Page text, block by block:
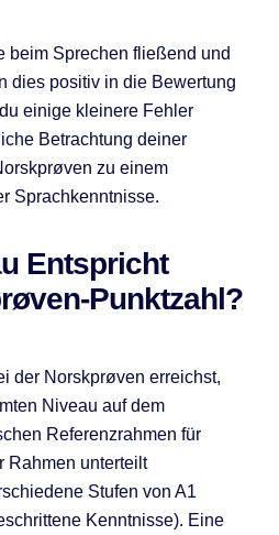
beim Sprechen fließend und
dies positiv in die Bewertung
einige kleinere Fehler
Betrachtung deiner
zu einem
Sprachkenntnisse.
Entspricht
Punktzahl?
der Norskprøven erreichst,
Niveau auf dem
Referenzrahmen für
Rahmen unterteilt
Stufen von A1
Kenntnisse). Eine